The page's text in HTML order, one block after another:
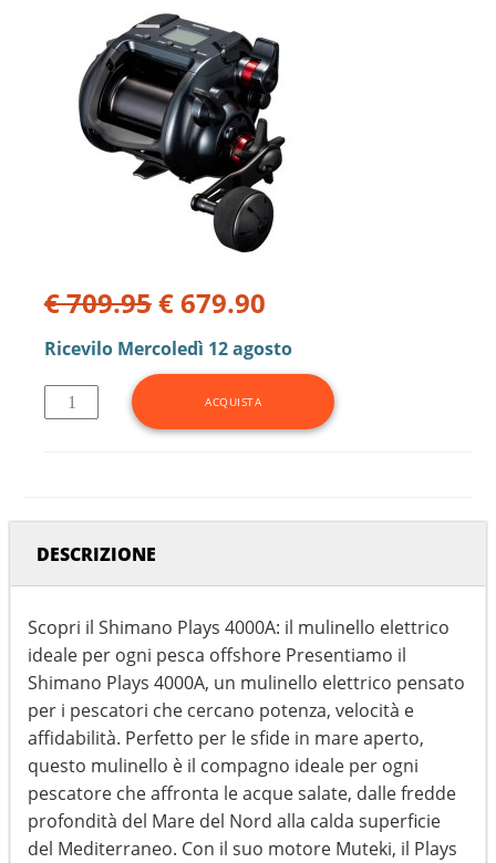
€ 709.95€ 679.90
Ricevilo Mercoledì 12 agosto
DESCRIZIONE
Scopri il Shimano Plays 4000A: il mulinello elettrico
ideale per ogni pesca offshore Presentiamo il
Shimano Plays 4000A, un mulinello elettrico pensato
per i pescatori che cercano potenza, velocità e
affidabilità. Perfetto per le sfide in mare aperto,
questo mulinello è il compagno ideale per ogni
pescatore che affronta le acque salate, dalle fredde
profondità del Mare del Nord alla calda superficie
del Mediterraneo. Con il suo motore Muteki, il Plays